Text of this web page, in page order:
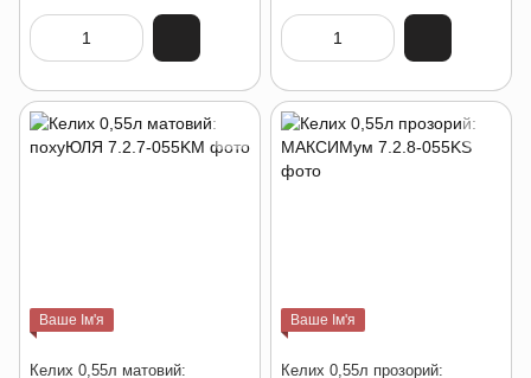
Ваше Ім'я
Келих 0,55л матовий:
Ваше Ім'я
Келих 0,55л прозорий: